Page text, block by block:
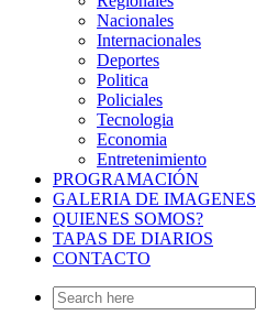
Nacionales
Internacionales
Deportes
Politica
Policiales
Tecnologia
Economia
Entretenimiento
PROGRAMACIÓN
GALERIA DE IMAGENES
QUIENES SOMOS?
TAPAS DE DIARIOS
CONTACTO
Search
for: